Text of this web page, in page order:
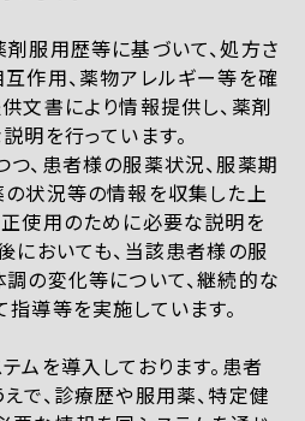
服用歴等に基づいて、処方さ
作用、薬物アレルギー等を確
文書により情報提供し、薬剤
明を行っています。
、患者様の服薬状況、服薬期
状況等の情報を収集した上
使用のために必要な説明を
においても、当該患者様の服
の変化等について、継続的な
導等を実施しています。
ムを導入しております。患者
で、診療歴や服用薬、特定健